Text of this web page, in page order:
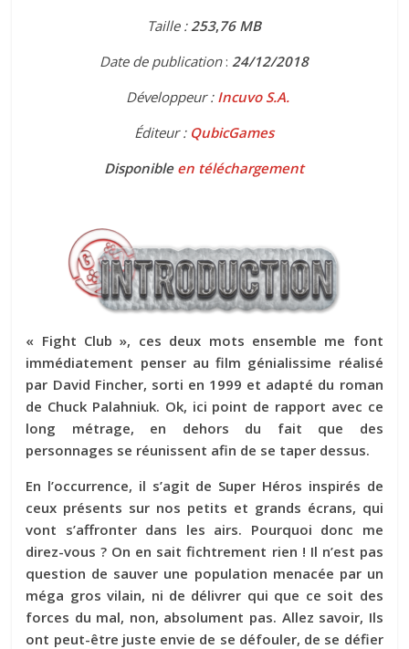
Taille : 253, 76 MB
Date de publication: 24/12/2018
Développeur : Incuvo S.A.
Éditeur : QubicGames
Disponible en téléchargement
« Fight Club », ces deux mots ensemble me font
immédiatement penser au film génialissime réalisé
par David Fincher, sorti en 1999 et adapté du roman
de Chuck Palahniuk. Ok, ici point de rapport avec ce
long métrage, en dehors du fait que des
personnages se réunissent afin de se taper dessus.
En l’occurrence, il s’agit de Super Héros inspirés de
ceux présents sur nos petits et grands écrans, qui
vont s’affronter dans les airs. Pourquoi donc me
direz-vous ? On en sait fichtrement rien ! Il n’est pas
question de sauver une population menacée par un
méga gros vilain, ni de délivrer qui que ce soit des
forces du mal, non, absolument pas. Allez savoir, Ils
ont peut-être juste envie de se défouler, de se défier